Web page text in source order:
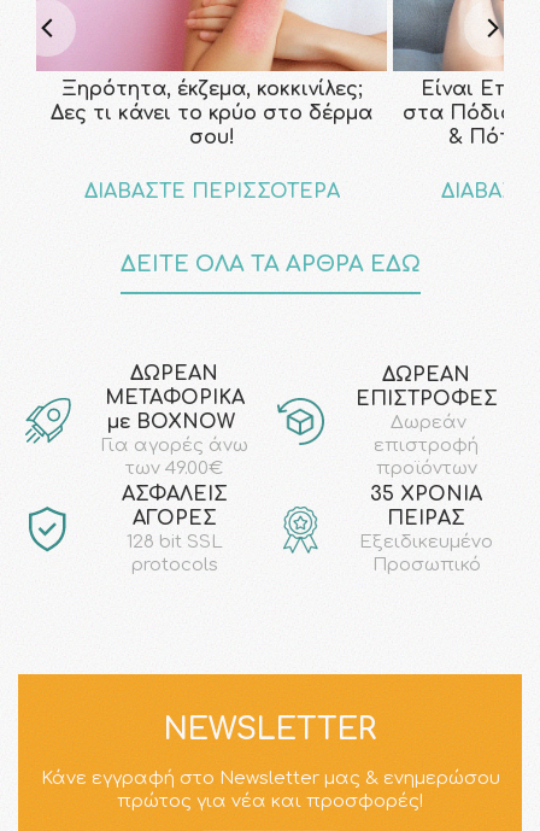
Ξηρότητα, έκζεμα, κοκκινίλες;
Δες τι κάνει το κρύο στο δέρμα
σου!
ΔΙΑΒΑΣΤΕ ΠΕΡΙΣΣΟΤΕΡΑ
Είναι
στα Πόδια;
& Πότε
ΔΕΙΤΕ ΟΛΑ ΤΑ ΑΡΘΡΑ ΕΔΩ
ΔΩΡΕΑΝ
ΜΕΤΑΦΟΡΙΚΑ
με ΒΟΧΝΟW
Για αγορές άνω
των 49.00€
ΔΩΡΕΑΝ
ΕΠΙΣΤΡΟΦΕΣ
Δωρεάν
επιστροφή
προϊόντων
AΣΦΑΛΕΙΣ
ΑΓΟΡΕΣ
128 bit SSL
protocols
35 ΧΡΟΝΙΑ
ΠΕΙΡΑΣ
Εξειδικευμένο
Προσωπικό
NEWSLETTER
Κάνε εγγραφή στο Newsletter μας & ενημερώσου
πρώτος για νέα και προσφορές!